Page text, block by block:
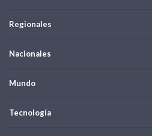
Regionales
Nacionales
Mundo
Tecnología